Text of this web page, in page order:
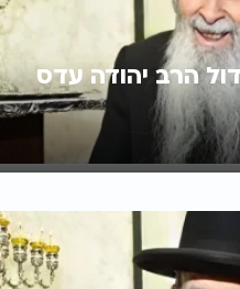
הרב יהודה עדס